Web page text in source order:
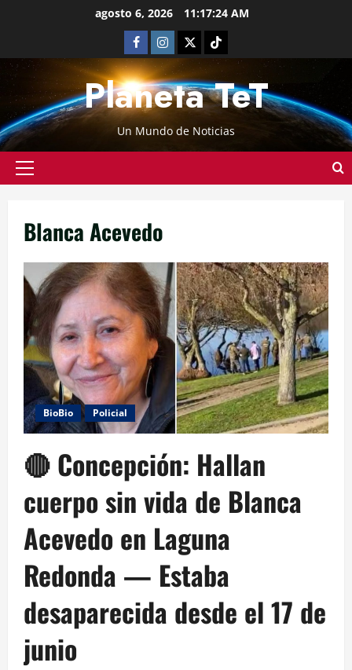
agosto 6, 2026 11:17:24 AM
Planeta TeT
Un Mundo de Noticias
Blanca Acevedo
BioBio Policial
🔴 Concepción: Hallan
cuerpo sin vida de Blanca
Acevedo en Laguna
Redonda — Estaba
desaparecida desde el 17 de
junio